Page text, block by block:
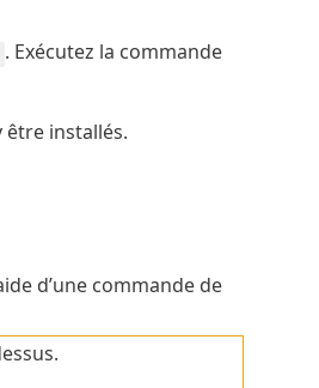
. Exécutez la commande
installés.
d’une commande de